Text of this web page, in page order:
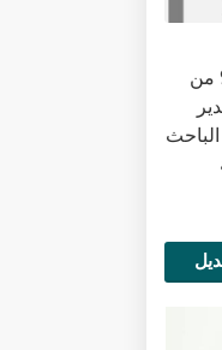
التفاعلي للتدوينة . محسن رمضاني - العدد 94 من